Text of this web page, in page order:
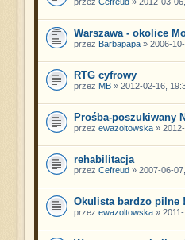
Warszawa - okolice
przez Barbapapa» 2006-
RTG cyfrowy
przez MB» 2012-02-16,
Prośba-poszukiwany
przez ewazoltowska» 2012-
rehabilitacja
przez Cefreud» 2007-06-
Okulista bardzo pilne
przez ewazoltowska» 2011-